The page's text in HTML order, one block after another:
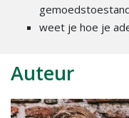
weet je hoe je
Auteur